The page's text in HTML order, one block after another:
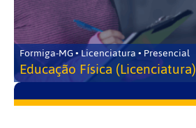
Formiga-MG • Licenciatura • Presencial
Educação Física (Licenciatura)